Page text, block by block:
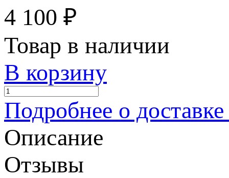
4 100 ₽
Товар в наличии
В корзину
Подробнее о
Описание
Отзывы